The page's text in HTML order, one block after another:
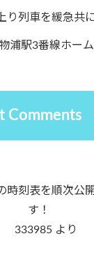
り列車を緩急共
浦駅3番線ホーム
Comments
時刻表を順次公
す！
333985 より